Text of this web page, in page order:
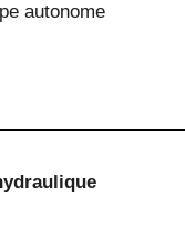
autonome